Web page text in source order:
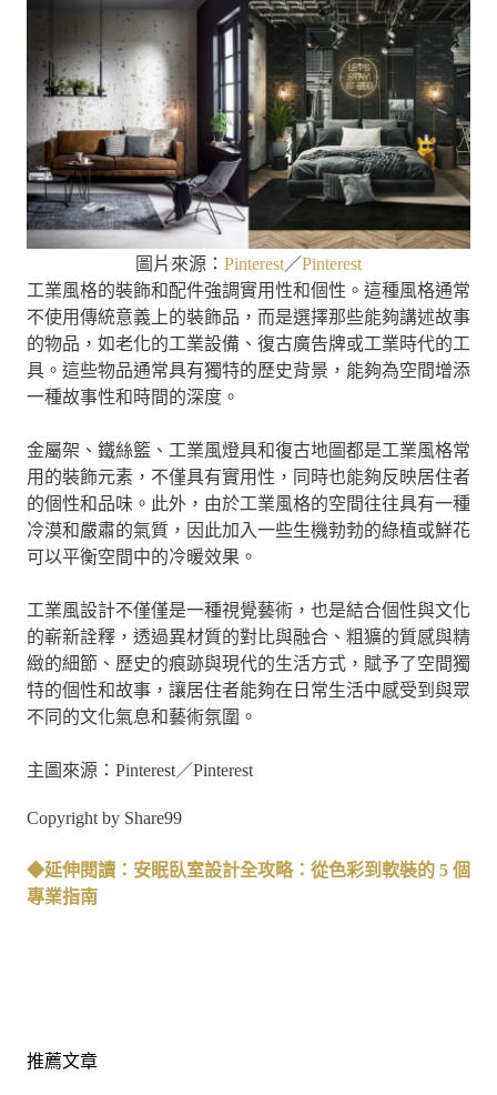
圖片來源： Pinterest／Pinterest
工業風格的裝飾和配件強調實用性和個性。這種風格通常
不使用傳統意義上的裝飾品，而是選擇那些能夠講述故事
的物品，如老化的工業設備、復古廣告牌或工業時代的工
具。這些物品通常具有獨特的歷史背景，能夠為空間增添
一種故事性和時間的深度。
金屬架、鐵絲籃、工業風燈具和復古地圖都是工業風格常
用的裝飾元素，不僅具有實用性，同時也能夠反映居住者
的個性和品味。此外，由於工業風格的空間往往具有一種
冷漠和嚴肅的氣質，因此加入一些生機勃勃的綠植或鮮花
可以平衡空間中的冷暖效果。
工業風設計不僅僅是一種視覺藝術，也是結合個性與文化
的嶄新詮釋，透過異材質的對比與融合、粗獷的質感與精
緻的細節、歷史的痕跡與現代的生活方式，賦予了空間獨
特的個性和故事，讓居住者能夠在日常生活中感受到與眾
不同的文化氣息和藝術氛圍。
主圖來源：Pinterest／Pinterest
Copyright by Share99
◆延伸閱讀：安眠臥室設計全攻略：從色彩到軟裝的 5 個
專業指南
推薦文章